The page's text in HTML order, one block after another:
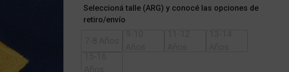
Seleccioná talle (ARG) y conocé las opciones de
retiro/envío